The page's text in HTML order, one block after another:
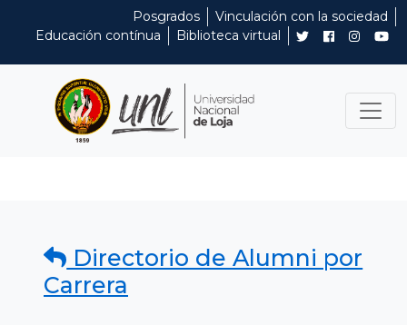
Posgrados
Vinculación con la sociedad
Educación contínua
Biblioteca virtual
Directorio de Alumni por
Carrera